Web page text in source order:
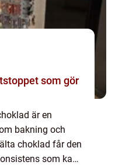
är en
bakning och
choklad får den
som kan